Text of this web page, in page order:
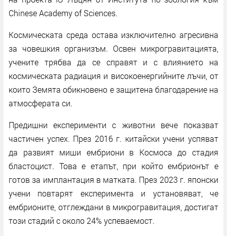
Chinese Academy of Sciences.
Космическата среда остава изключително агресивна
за човешкия организъм. Освен микрогравитацията,
учените трябва да се справят и с влиянието на
космическата радиация и високоенергийните лъчи, от
които Земята обикновено е защитена благодарение на
атмосферата си.
Предишни експерименти с животни вече показват
частичен успех. През 2016 г. китайски учени успяват
да развият миши ембриони в Космоса до стадия
бластоцист. Това е етапът, при който ембрионът е
готов за имплантация в матката. През 2023 г. японски
учени повтарят експеримента и установяват, че
ембрионите, отглеждани в микрогравитация, достигат
този стадий с около 24% успеваемост.